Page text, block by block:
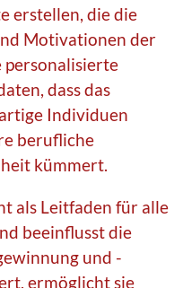
erstellen, die die
Motivationen der
personalisierte
dass das
Individuen
berufliche
kümmert.
als Leitfaden für alle
beeinflusst die
und -
ermöglicht sie